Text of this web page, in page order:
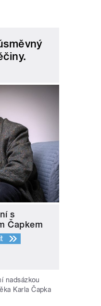
s
Čapkem
nadsázkou
Karla Čapka